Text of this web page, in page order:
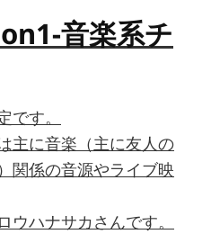
音楽系チ
す。
主に音楽（主に友人の
関係の音源やライブ映
ウハナサカさんです。